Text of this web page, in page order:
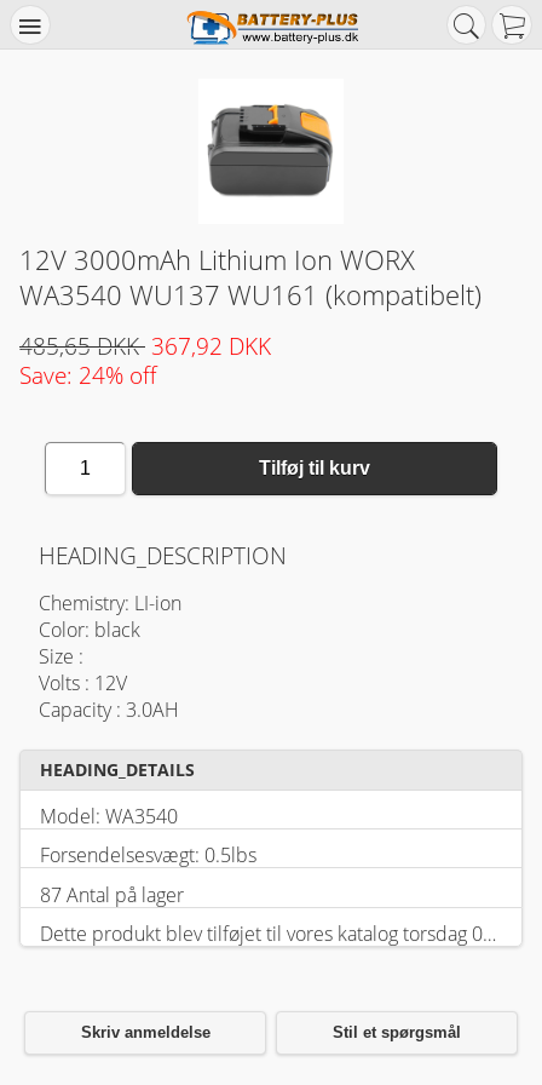
12V 3000mAh Lithium Ion WORX
WA3540 WU137 WU161 (kompatibelt)
485,65 DKK 367,92 DKK
Save: 24% off
1 Tilføj til kurv
HEADING_DESCRIPTION
Chemistry: LI-ion
Color: black
Size :
Volts : 12V
Capacity : 3.0AH
HEADING_DETAILS
Model: WA3540
Forsendelsesvægt: 0.5lbs
87 Antal på lager
Dette produkt blev tilføjet til vores katalog torsdag 05 februar, 2026.
Skriv anmeldelse Stil et spørgsmål